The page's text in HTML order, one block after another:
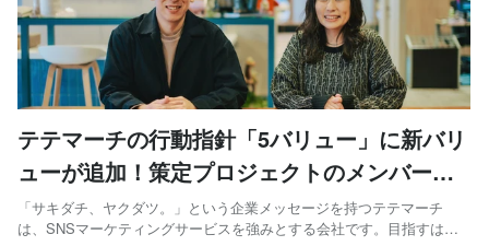
テテマーチの行動指針「5バリュー」に新バリ
ューが追加！策定プロジェクトのメンバーに
インタビュー！
「サキダチ、ヤクダツ。」という企業メッセージを持つテテマーチ
は、SNSマーケティングサービスを強みとする会社です。目指すは常